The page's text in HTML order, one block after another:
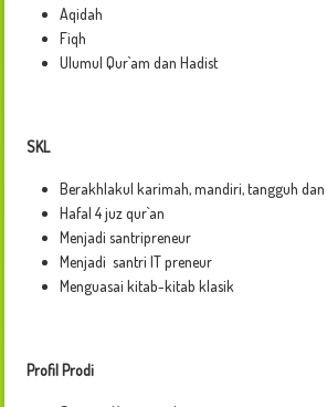
Aqidah
Fiqh
Ulumul Qur`am dan Hadist
SKL
Berakhlakul karimah, mandiri, tangguh dan
Hafal 4 juz qur`an
Menjadi santripreneur
Menjadi santri IT preneur
Menguasai kitab-kitab klasik
Profil Prodi